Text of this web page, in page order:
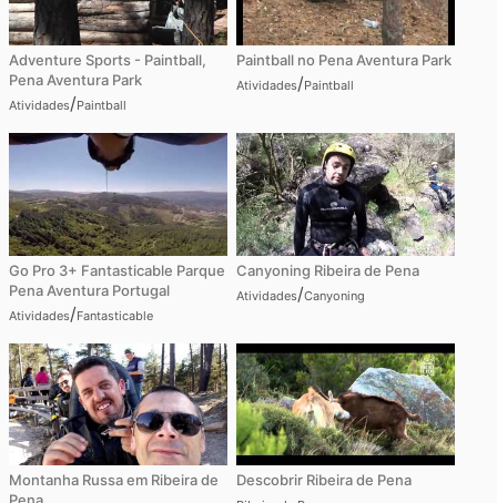
Adventure Sports - Paintball,
Pena Aventura Park
Atividades/Paintball
Paintball no Pena Aventura Park
Atividades/Paintball
Go Pro 3+ Fantasticable Parque
Pena Aventura Portugal
Atividades/Fantasticable
Canyoning Ribeira de Pena
Atividades/Canyoning
Montanha Russa em Ribeira de
Descobrir Ribeira de Pena